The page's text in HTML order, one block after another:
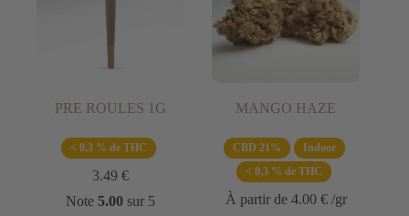
PRE ROULES 1G
< 0,3 % de THC
3.49€
Note5.00 sur 5
MANGO HAZE
CBD 21%
Indoor
< 0,3 % de THC
À partir de 4.00 € /gr